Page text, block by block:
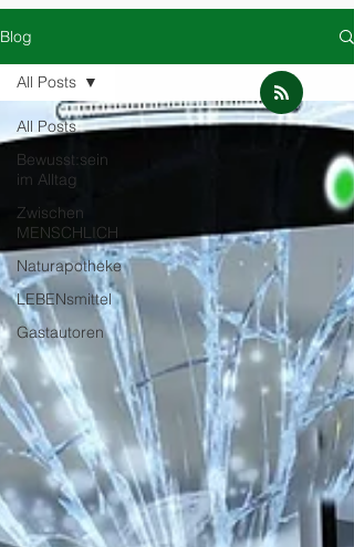
Blog
All Posts
Bewusst:sein
im Alltag
Zwischen
MENSCHLICH
Naturapotheke
LEBENsmittel
Gastautoren
All Posts